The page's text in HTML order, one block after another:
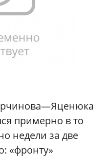
примерно в то
недели за две
«фронту»